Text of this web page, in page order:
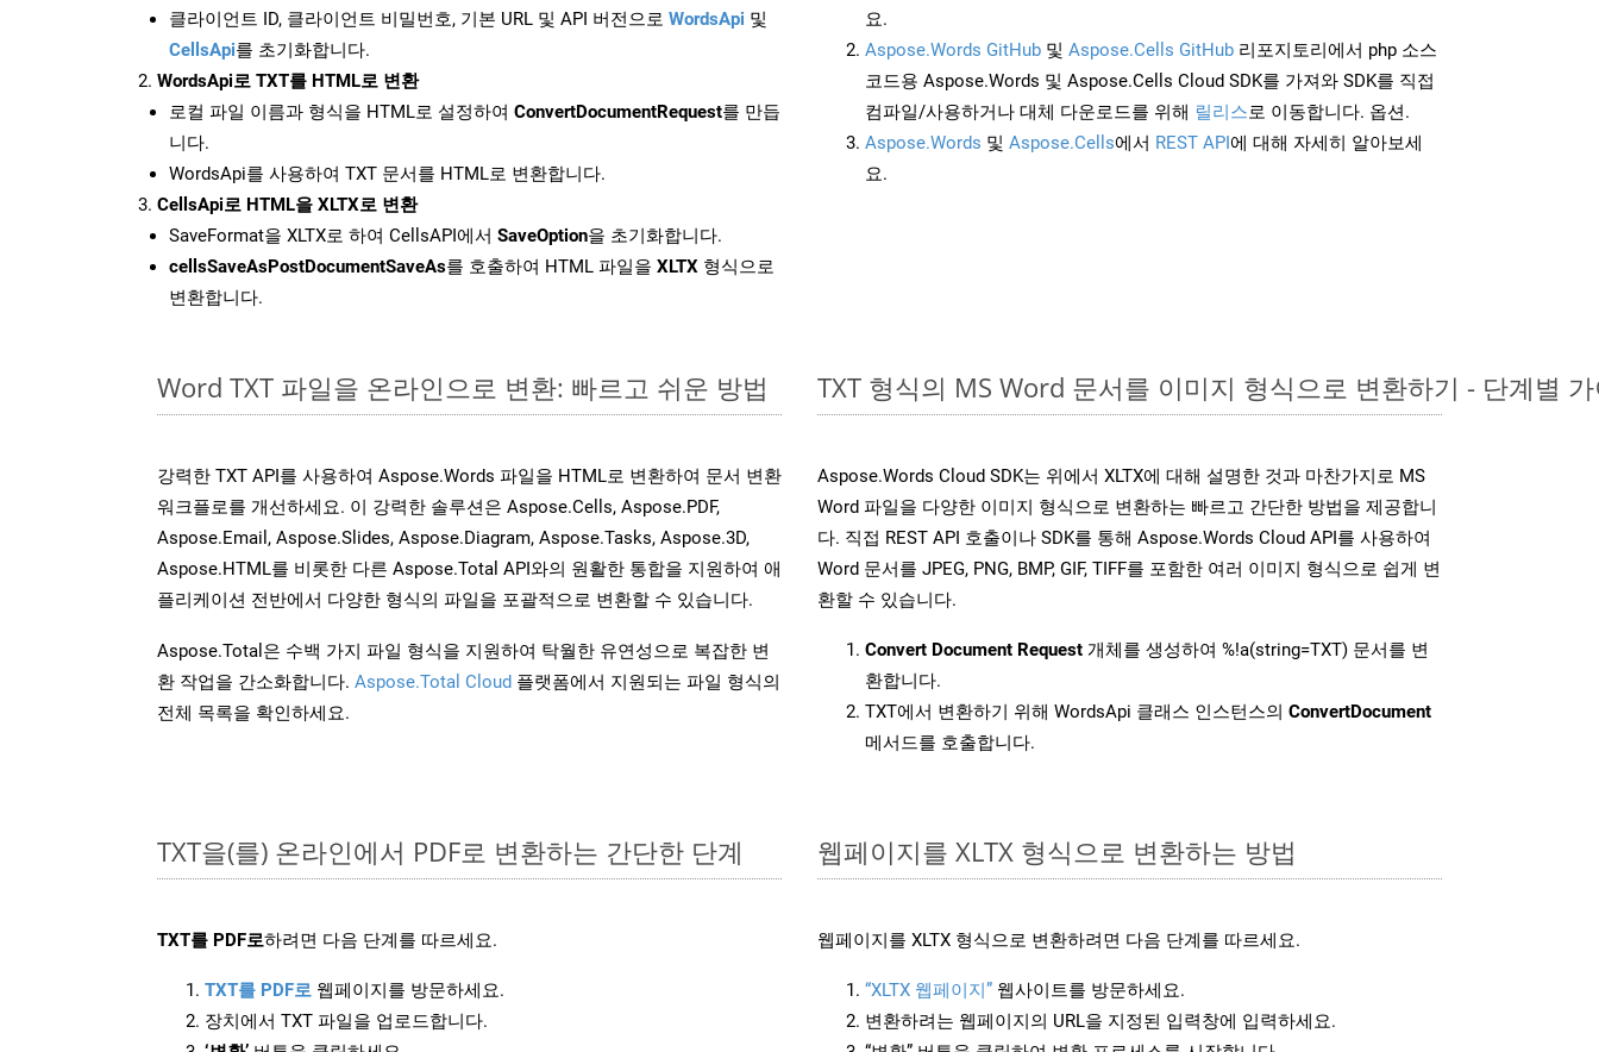
클라이언트 ID, 클라이언트 비밀번호, 기본 URL 및 API 버전으로 WordsApi 및
CellsApi를 초기화합니다.
WordsApi로 TXT를 HTML로 변환
로컬 파일 이름과 형식을 HTML로 설정하여 ConvertDocumentRequest를 만듭
니다.
WordsApi를 사용하여 TXT 문서를 HTML로 변환합니다.
CellsApi로 HTML을 XLTX로 변환
SaveFormat을 XLTX로 하여 CellsAPI에서 SaveOption을 초기화합니다.
cellsSaveAsPostDocumentSaveAs를 호출하여 HTML 파일을 XLTX 형식으로
변환합니다.
요.
Aspose.Words GitHub 및 Aspose.Cells GitHub 리포지토리에서 php 소스
코드용 Aspose.Words 및 Aspose.Cells Cloud SDK를 가져와 SDK를 직접
컴파일/사용하거나 대체 다운로드를 위해 릴리스로 이동합니다. 옵션.
Aspose.Words 및 Aspose.Cells에서 REST API에 대해 자세히 알아보세
요.
Word TXT 파일을 온라인으로 변환: 빠르고 쉬운 방법
강력한 TXT API를 사용하여 Aspose.Words 파일을 HTML로 변환하여 문서 변환
워크플로를 개선하세요. 이 강력한 솔루션은 Aspose.Cells, Aspose.PDF,
Aspose.Email, Aspose.Slides, Aspose.Diagram, Aspose.Tasks, Aspose.3D,
Aspose.HTML를 비롯한 다른 Aspose.Total API와의 원활한 통합을 지원하여 애
플리케이션 전반에서 다양한 형식의 파일을 포괄적으로 변환할 수 있습니다.
Aspose.Total은 수백 가지 파일 형식을 지원하여 탁월한 유연성으로 복잡한 변
환 작업을 간소화합니다. Aspose.Total Cloud 플랫폼에서 지원되는 파일 형식의
전체 목록을 확인하세요.
TXT 형식의 MS Word 문서를 이미지 형식으로 변환하기 - 단계별
Aspose.Words Cloud SDK는 위에서 XLTX에 대해 설명한 것과 마찬가지로 MS
Word 파일을 다양한 이미지 형식으로 변환하는 빠르고 간단한 방법을 제공합니
다. 직접 REST API 호출이나 SDK를 통해 Aspose.Words Cloud API를 사용하여
Word 문서를 JPEG, PNG, BMP, GIF, TIFF를 포함한 여러 이미지 형식으로 쉽게 변
환할 수 있습니다.
Convert Document Request 개체를 생성하여 %!a(string=TXT) 문서를 변
환합니다.
TXT에서 변환하기 위해 WordsApi 클래스 인스턴스의 ConvertDocument
메서드를 호출합니다.
TXT을(를) 온라인에서 PDF로 변환하는 간단한 단계
TXT를 PDF로하려면 다음 단계를 따르세요.
TXT를 PDF로 웹페이지를 방문하세요.
장치에서 TXT 파일을 업로드합니다.
웹페이지를 XLTX 형식으로 변환하는 방법
웹페이지를 XLTX 형식으로 변환하려면 다음 단계를 따르세요.
“XLTX 웹페이지” 웹사이트를 방문하세요.
변환하려는 웹페이지의 URL을 지정된 입력창에 입력하세요.